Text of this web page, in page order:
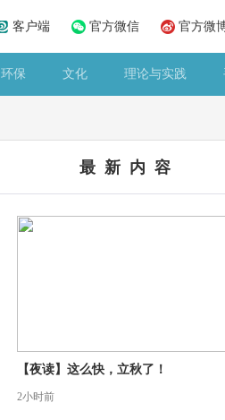
客户端 官方微信 官方微
环保 文化 理论与实践
最 新 内 容
【夜读】这么快，立秋了！
2小时前